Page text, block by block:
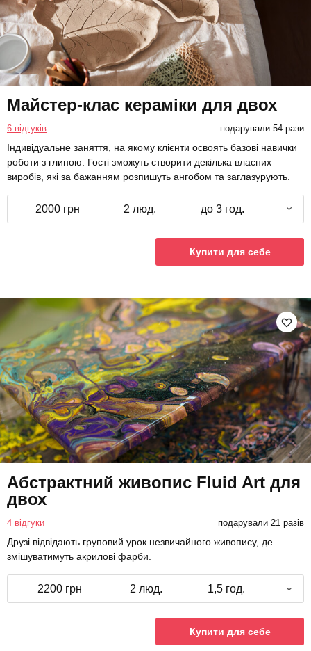
Майстер-клас кераміки для двох
6 відгуків подарували 54 рази
Індивідуальне заняття, на якому клієнти освоять базові навички
роботи з глиною. Гості зможуть створити декілька власних
виробів, які за бажанням розпишуть ангобом та заглазурують.
2000 грн 2 люд. до 3 год.
Купити для себе
Абстрактний живопис Fluid Art для
двох
4 відгуки подарували 21 разів
Друзі відвідають груповий урок незвичайного живопису, де
змішуватимуть акрилові фарби.
2200 грн 2 люд. 1,5 год.
Купити для себе